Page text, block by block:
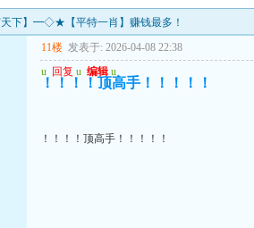
下】━◇★【平特一肖】赚钱最多！
11楼 发表于: 2026-04-08 22:38
u 回复 u 编辑 u
！！！！顶高手！！！！！
！！！！顶高手！！！！！